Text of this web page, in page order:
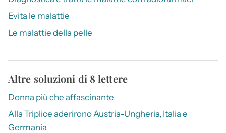
Evita le malattie
Le malattie della pelle
Altre soluzioni di 8 lettere
Donna più che affascinante
Alla Triplice aderirono Austria-Ungheria, Italia e
Germania